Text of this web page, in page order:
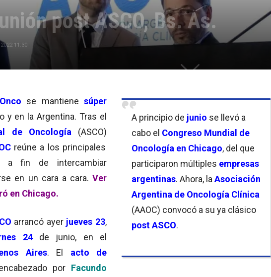
post ASCO, Bs. As.
11:30
A principio de junio se llevó a
cabo el Congreso Mundial de
Oncología en Chicago, del que
participaron múltiples empresas
argentinas. Ahora, la Asociación
Argentina de Oncología Clínica
(AAOC) convocó a su ya clásico
post ASCO.
se mantienesúper
y en la Argentina. Tras el
de Oncología
(ASCO)
reúne a los principales
fin de intercambiar
en un cara a cara. Ver
en Chicago.
arrancó ayer jueves 23,
24
de junio, en el
Aires. El acto de
por Facundo